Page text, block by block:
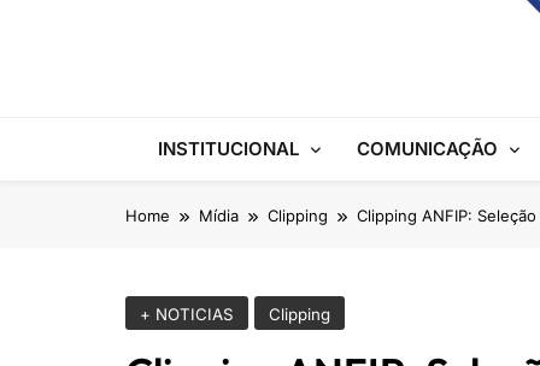
ANFIP Nacional
INSTITUCIONAL COMUNICAÇÃO
Home Mídia Clipping Clipping ANFIP:
+ NOTICIAS Clipping